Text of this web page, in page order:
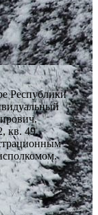
Республики
кв. 49,